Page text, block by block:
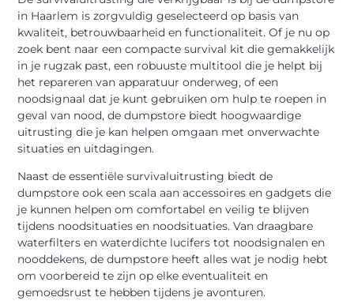
in Haarlem is zorgvuldig geselecteerd op basis van
kwaliteit, betrouwbaarheid en functionaliteit. Of je nu op
zoek bent naar een compacte survival kit die gemakkelijk
in je rugzak past, een robuuste multitool die je helpt bij
het repareren van apparatuur onderweg, of een
noodsignaal dat je kunt gebruiken om hulp te roepen in
geval van nood, de dumpstore biedt hoogwaardige
uitrusting die je kan helpen omgaan met onverwachte
situaties en uitdagingen.
Naast de essentiële survivaluitrusting biedt de
dumpstore ook een scala aan accessoires en gadgets die
je kunnen helpen om comfortabel en veilig te blijven
tijdens noodsituaties en noodsituaties. Van draagbare
waterfilters en waterdichte lucifers tot noodsignalen en
nooddekens, de dumpstore heeft alles wat je nodig hebt
om voorbereid te zijn op elke eventualiteit en
gemoedsrust te hebben tijdens je avonturen.